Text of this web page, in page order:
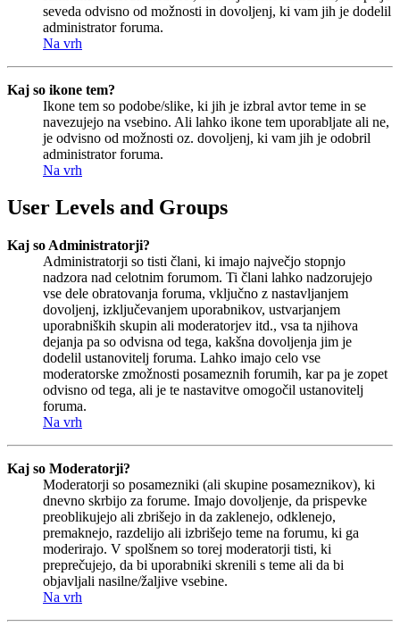
seveda odvisno od možnosti in dovoljenj, ki vam jih je dodelil
administrator foruma.
Na vrh
Kaj so ikone tem?
Ikone tem so podobe/slike, ki jih je izbral avtor teme in se
navezujejo na vsebino. Ali lahko ikone tem uporabljate ali ne,
je odvisno od možnosti oz. dovoljenj, ki vam jih je odobril
administrator foruma.
Na vrh
User Levels and Groups
Kaj so Administratorji?
Administratorji so tisti člani, ki imajo največjo stopnjo
nadzora nad celotnim forumom. Ti člani lahko nadzorujejo
vse dele obratovanja foruma, vključno z nastavljanjem
dovoljenj, izključevanjem uporabnikov, ustvarjanjem
uporabniških skupin ali moderatorjev itd., vsa ta njihova
dejanja pa so odvisna od tega, kakšna dovoljenja jim je
dodelil ustanovitelj foruma. Lahko imajo celo vse
moderatorske zmožnosti posameznih forumih, kar pa je zopet
odvisno od tega, ali je te nastavitve omogočil ustanovitelj
foruma.
Na vrh
Kaj so Moderatorji?
Moderatorji so posamezniki (ali skupine posameznikov), ki
dnevno skrbijo za forume. Imajo dovoljenje, da prispevke
preoblikujejo ali zbrišejo in da zaklenejo, odklenejo,
premaknejo, razdelijo ali izbrišejo teme na forumu, ki ga
moderirajo. V spolšnem so torej moderatorji tisti, ki
preprečujejo, da bi uporabniki skrenili s teme ali da bi
objavljali nasilne/žaljive vsebine.
Na vrh